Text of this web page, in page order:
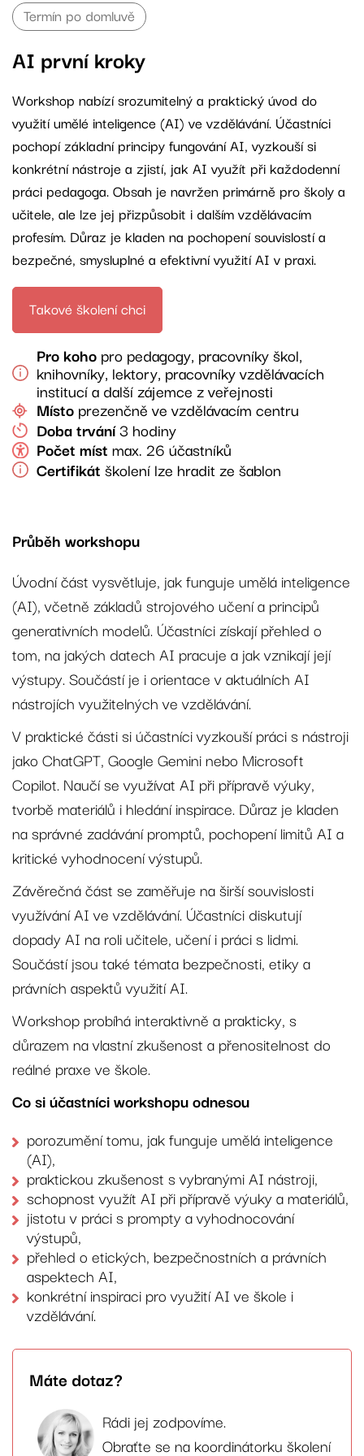
Termín po domluvě
AI první kroky
Workshop nabízí srozumitelný a praktický úvod do
využití umělé inteligence (AI) ve vzdělávání. Účastníci
pochopí základní principy fungování AI, vyzkouší si
konkrétní nástroje a zjistí, jak AI využít při každodenní
práci pedagoga. Obsah je navržen primárně pro školy a
učitele, ale lze jej přizpůsobit i dalším vzdělávacím
profesím. Důraz je kladen na pochopení souvislostí a
bezpečné, smysluplné a efektivní využití AI v praxi.
Takové školení chci
Pro koho pro pedagogy, pracovníky škol,
knihovníky, lektory, pracovníky vzdělávacích
institucí a další zájemce z veřejnosti
Místo prezenčně ve vzdělávacím centru
Doba trvání3 hodiny
Počet míst max. 26 účastníků
Certifikát školení lze hradit ze šablon
Průběh workshopu
Úvodní část vysvětluje, jak funguje umělá inteligence
(AI), včetně základů strojového učení a principů
generativních modelů. Účastníci získají přehled o
tom, na jakých datech AI pracuje a jak vznikají její
výstupy. Součástí je i orientace v aktuálních AI
nástrojích využitelných ve vzdělávání.
V praktické části si účastníci vyzkouší práci s nástroji
jako ChatGPT, Google Gemini nebo Microsoft
Copilot. Naučí se využívat AI při přípravě výuky,
tvorbě materiálů i hledání inspirace. Důraz je kladen
na správné zadávání promptů, pochopení limitů AI a
kritické vyhodnocení výstupů.
Závěrečná část se zaměřuje na širší souvislosti
využívání AI ve vzdělávání. Účastníci diskutují
dopady AI na roli učitele, učení i práci s lidmi.
Součástí jsou také témata bezpečnosti, etiky a
právních aspektů využití AI.
Workshop probíhá interaktivně a prakticky, s
důrazem na vlastní zkušenost a přenositelnost do
reálné praxe ve škole.
Co si účastníci workshopu odnesou
porozumění tomu, jak funguje umělá inteligence
(AI),
praktickou zkušenost s vybranými AI nástroji,
schopnost využít AI při přípravě výuky a materiálů,
jistotu v práci s prompty a vyhodnocování
výstupů,
přehled o etických, bezpečnostních a právních
aspektech AI,
konkrétní inspiraci pro využití AI ve škole i
vzdělávání.
Máte dotaz?
Rádi jej zodpovíme.
Obraťte se na koordinátorku školení